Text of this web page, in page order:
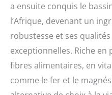
a ensuite conquis le
l’Afrique, devenant un
robustesse et ses
exceptionnelles. Riche en
fibres alimentaires, en
comme le fer et le